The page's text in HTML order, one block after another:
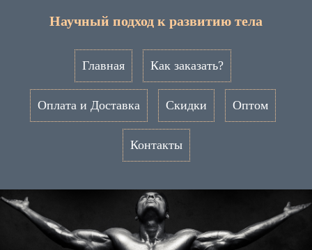
Научный подход к развитию тела
Главная Как заказать?
Оплата и Доставка Скидки Оптом
Контакты